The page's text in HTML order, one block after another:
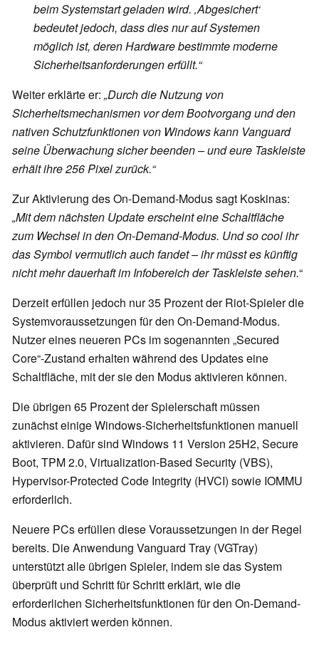
beim Systemstart geladen wird. ‚Abgesichert‘
bedeutet jedoch, dass dies nur auf Systemen
möglich ist, deren Hardware bestimmte moderne
Sicherheitsanforderungen erfüllt.“
Weiter erklärte er: „Durch die Nutzung von
Sicherheitsmechanismen vor dem Bootvorgang und den
nativen Schutzfunktionen von Windows kann Vanguard
seine Überwachung sicher beenden – und eure Taskleiste
erhält ihre 256 Pixel zurück.“
Zur Aktivierung des On-Demand-Modus sagt Koskinas:
„Mit dem nächsten Update erscheint eine Schaltfläche
zum Wechsel in den On-Demand-Modus. Und so cool ihr
das Symbol vermutlich auch fandet – ihr müsst es künftig
nicht mehr dauerhaft im Infobereich der Taskleiste sehen.“
Derzeit erfüllen jedoch nur 35 Prozent der Riot-Spieler die
Systemvoraussetzungen für den On-Demand-Modus.
Nutzer eines neueren PCs im sogenannten „Secured
Core“-Zustand erhalten während des Updates eine
Schaltfläche, mit der sie den Modus aktivieren können.
Die übrigen 65 Prozent der Spielerschaft müssen
zunächst einige Windows-Sicherheitsfunktionen manuell
aktivieren. Dafür sind Windows 11 Version 25H2, Secure
Boot, TPM 2.0, Virtualization-Based Security (VBS),
Hypervisor-Protected Code Integrity (HVCI) sowie IOMMU
erforderlich.
Neuere PCs erfüllen diese Voraussetzungen in der Regel
bereits. Die Anwendung Vanguard Tray (VGTray)
unterstützt alle übrigen Spieler, indem sie das System
überprüft und Schritt für Schritt erklärt, wie die
erforderlichen Sicherheitsfunktionen für den On-Demand-
Modus aktiviert werden können.